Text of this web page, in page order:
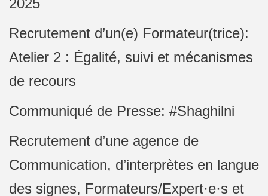
2025
Recrutement d’un(e) Formateur(trice):
Atelier 2 : Égalité, suivi et mécanismes
de recours
Communiqué de Presse: #Shaghilni
Recrutement d’une agence de
Communication, d’interprètes en langue
des signes, Formateurs/Expert·e·s et